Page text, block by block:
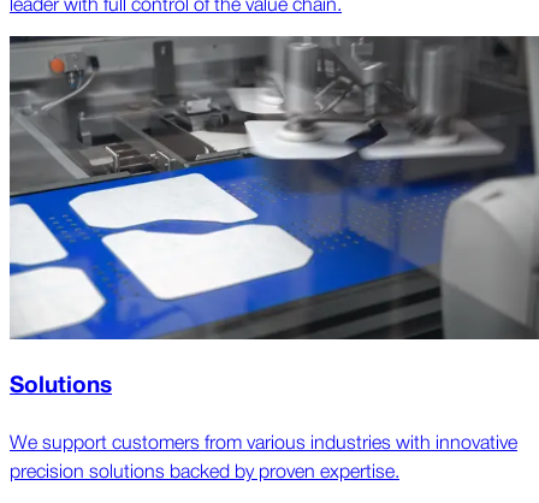
Solutions
We support customers from various industries with innovative
precision solutions backed by proven expertise.